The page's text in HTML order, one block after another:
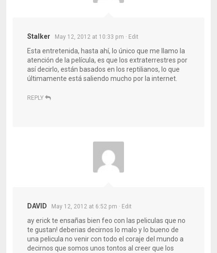
Stalker May 12, 2012 at 10:33 pm · Edit
Esta entretenida, hasta ahí, lo único que me llamo la
atención de la película, es que los extraterrestres por
así decirlo, están basados en los reptilianos, lo que
últimamente está saliendo mucho por la internet.
REPLY
DAVID May 12, 2012 at 6:52 pm · Edit
ay erick te ensañas bien feo con las peliculas que no
te gustan! deberias decirnos lo malo y lo bueno de
una pelicula no venir con todo el coraje del mundo a
decirnos que somos unos tontos al creer que los